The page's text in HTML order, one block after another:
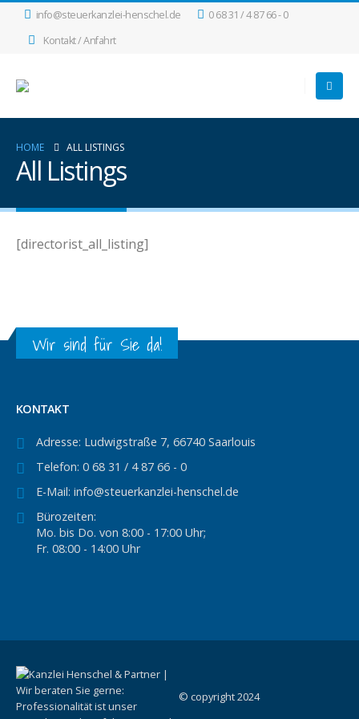
info@steuerkanzlei-henschel.de
0 68 31 / 4 87 66 - 0
Kontakt / Anfahrt
HOME ALL LISTINGS
All Listings
[directorist_all_listing]
Wir sind für Sie da!
KONTAKT
Adresse: Ludwigstraße 7, 66740 Saarlouis
Telefon: 0 68 31 / 4 87 66 - 0
E-Mail: info@steuerkanzlei-henschel.de
Bürozeiten:
Mo. bis Do. von 8:00 - 17:00 Uhr;
Fr. 08:00 - 14:00 Uhr
© copyright 2024